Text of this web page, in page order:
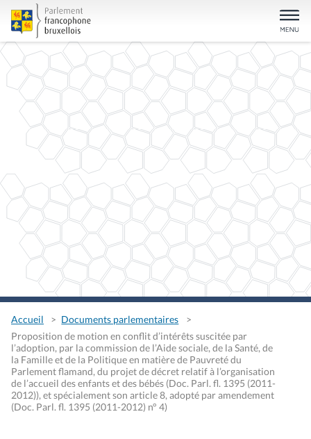
Accueil
Documents parlementaires
Proposition de motion en conflit d’intérêts suscitée par
l’adoption, par la commission de l’Aide sociale, de la Santé, de
la Famille et de la Politique en matière de Pauvreté du
Parlement flamand, du projet de décret relatif à l’organisation
de l’accueil des enfants et des bébés (Doc. Parl. fl. 1395 (2011-
2012)), et spécialement son article 8, adopté par amendement
(Doc. Parl. fl. 1395 (2011-2012) n° 4)